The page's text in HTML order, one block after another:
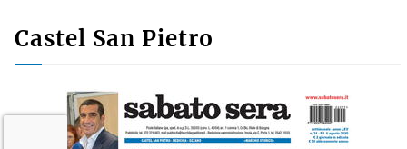
Castel San Pietro